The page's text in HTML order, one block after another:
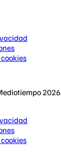
2026